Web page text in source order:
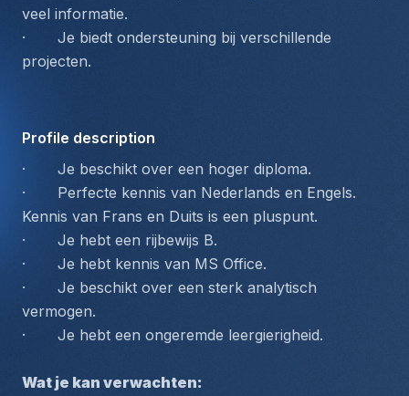
veel informatie.
·       Je biedt ondersteuning bij verschillende
projecten.
Profile description
·       Je beschikt over een hoger diploma.
·       Perfecte kennis van Nederlands en Engels.
Kennis van Frans en Duits is een pluspunt.
·       Je hebt een rijbewijs B.
·       Je hebt kennis van MS Office.
·       Je beschikt over een sterk analytisch
vermogen.
·       Je hebt een ongeremde leergierigheid.
Wat je kan verwachten: